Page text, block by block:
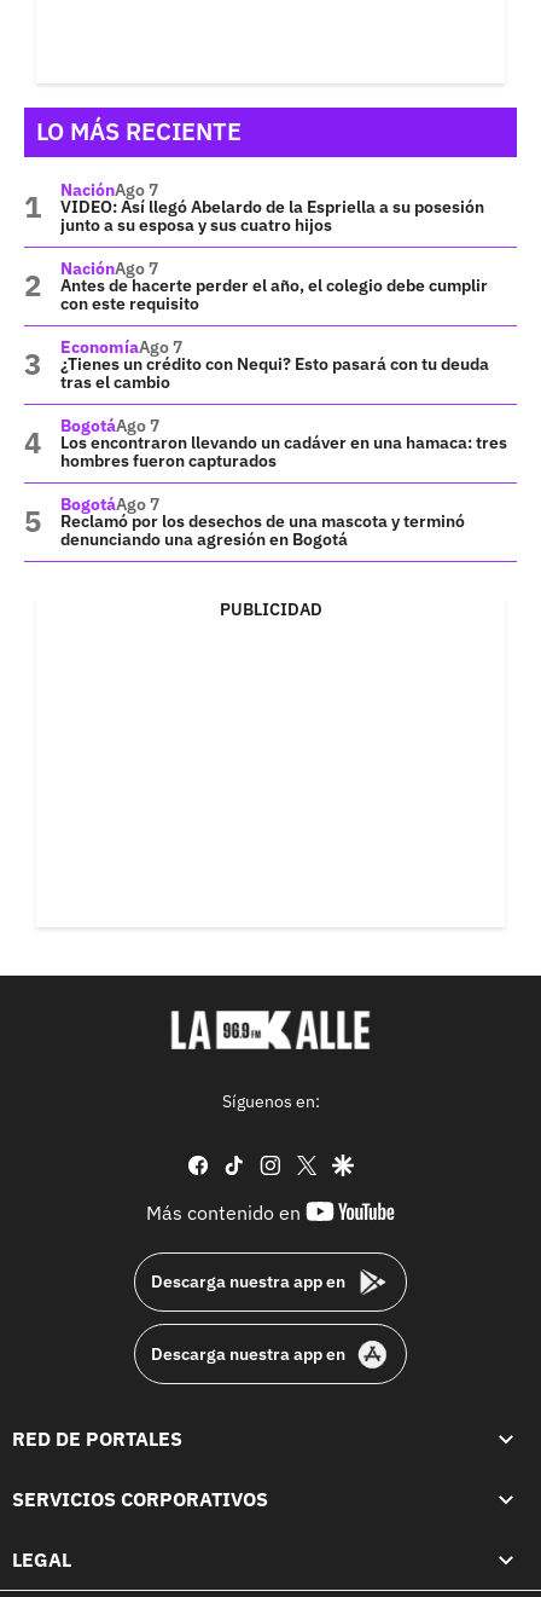
LO MÁS RECIENTE
NaciónAgo 7
VIDEO: Así llegó Abelardo de la Espriella a su posesión
junto a su esposa y sus cuatro hijos
NaciónAgo 7
Antes de hacerte perder el año, el colegio debe cumplir
con este requisito
EconomíaAgo 7
¿Tienes un crédito con Nequi? Esto pasará con tu deuda
tras el cambio
BogotáAgo 7
Los encontraron llevando un cadáver en una hamaca: tres
hombres fueron capturados
BogotáAgo 7
Reclamó por los desechos de una mascota y terminó
denunciando una agresión en Bogotá
PUBLICIDAD
Síguenos en:
facebook
tiktok instagram
twittergoogle
Más contenido en
youtube-
Descarga nuestra app en
Descarga nuestra app en
RED DE PORTALES
SERVICIOS CORPORATIVOS
LEGAL